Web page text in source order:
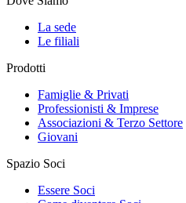
La sede
Le filiali
Prodotti
Famiglie & Privati
Professionisti & Imprese
Associazioni & Terzo Settore
Giovani
Spazio Soci
Essere Soci